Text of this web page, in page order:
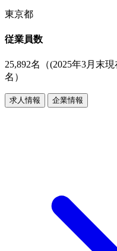
東京都
従業員数
25,892名（(2025年3月末
名）
求人情報 企業情報